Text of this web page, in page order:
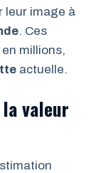
leur image à
. Ces
millions,
actuelle.
valeur